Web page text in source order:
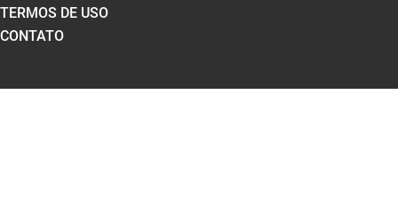
TERMOS DE USO
CONTATO